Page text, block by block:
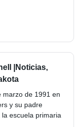
|Noticias,
marzo de 1991 en
y su padre
escuela primaria